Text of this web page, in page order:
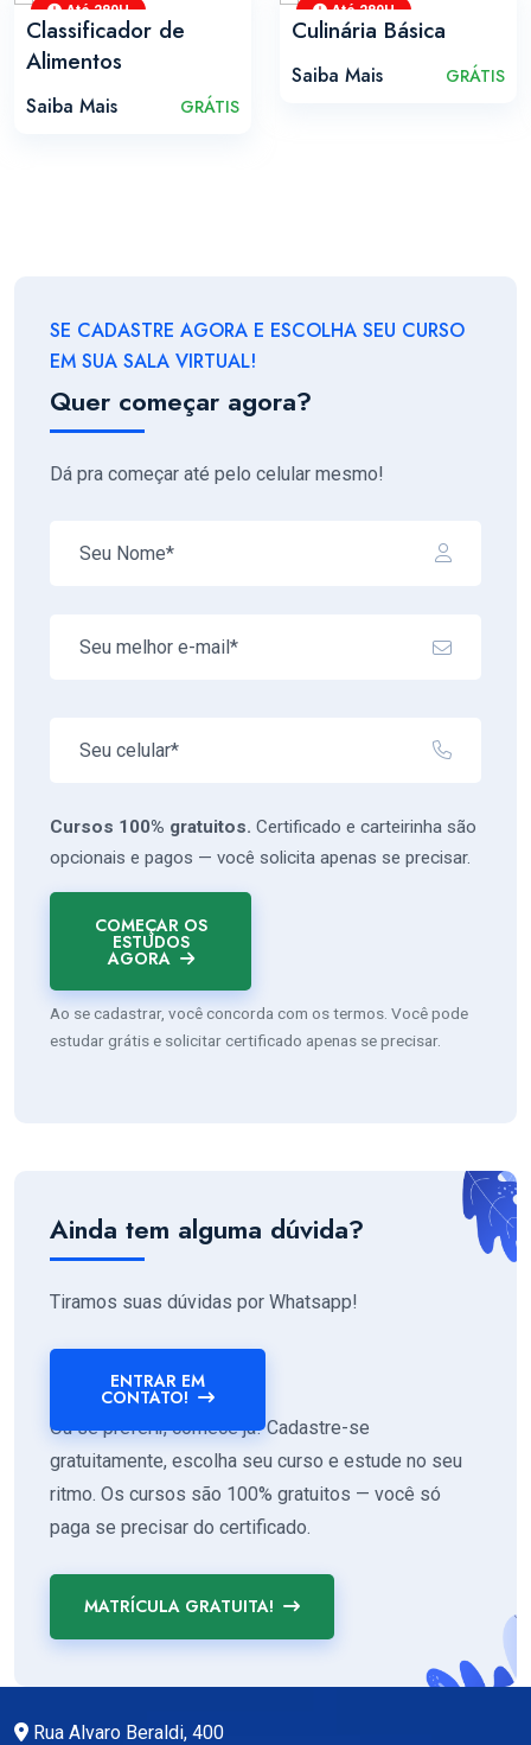
Até 280H
Classificador de
Alimentos
Saiba Mais GRÁTIS
Até 280H
Culinária Básica
Saiba Mais GRÁTIS
SE CADASTRE AGORA E ESCOLHA SEU CURSO
EM SUA SALA VIRTUAL!
Quer começar agora?
Dá pra começar até pelo celular mesmo!
Cursos 100% gratuitos. Certificado e carteirinha são
opcionais e pagos — você solicita apenas se precisar.
COMEÇAR OS
ESTUDOS
AGORA
Ao se cadastrar, você concorda com os termos. Você pode
estudar grátis e solicitar certificado apenas se precisar.
Ainda tem alguma dúvida?
Tiramos suas dúvidas por Whatsapp!
ENTRAR EM
CONTATO!
Ou se preferir, comece já! Cadastre-se
gratuitamente, escolha seu curso e estude no seu
ritmo. Os cursos são 100% gratuitos — você só
paga se precisar do certificado.
MATRÍCULA GRATUITA!
Rua Alvaro Beraldi, 400